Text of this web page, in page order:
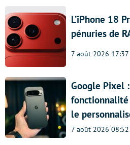
L’iPhone 18
pénuries de
7 août 2026 17:37
Google Pixel
le
7 août 2026 08:52